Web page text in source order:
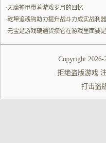
·天魔神甲带着游戏岁月的回忆
·乾坤追魂钩助力提升战斗力成实战利器
·元宝是游戏硬通货攒它在游戏里面要
话必不可少
Copyright 2026-
拒绝盗版游戏
打击盗